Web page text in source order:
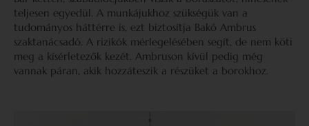
teljesen egyedül. A munkájukhoz szükségük van a
tudományos háttérre is, ezt biztosítja Bakó Ambrus
szaktanácsadó. A rizikók mérlegelésében segít, de nem köti
meg a kísérletezők kezét. Ambruson kívül pedig még
vannak páran, akik hozzáteszik a részüket a borokhoz.